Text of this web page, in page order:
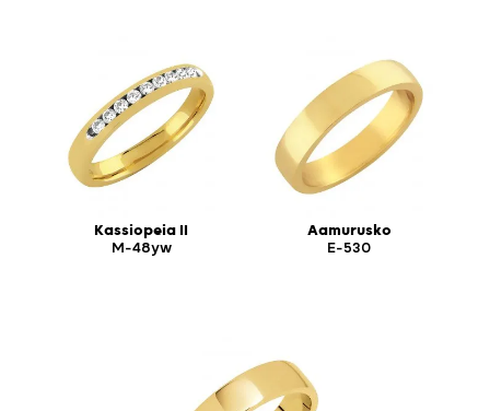
Kassiopeia II
M-48yw
Aamurusko
E-530